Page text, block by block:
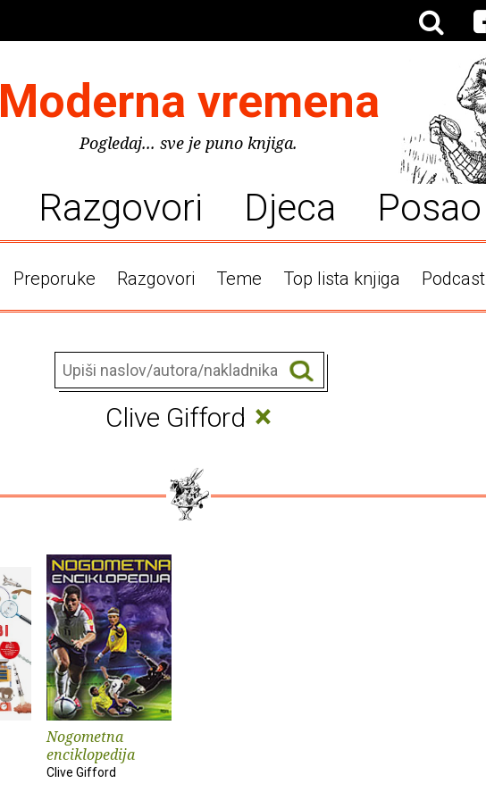
Moderna vremena
Pogledaj... sve je puno knjiga.
Razgovori Djeca Posao
Preporuke Razgovori Teme Top lista knjiga Podcast
Clive Gifford ×
Nogometna
enciklopedija
Clive Gifford